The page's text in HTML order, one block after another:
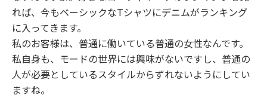
れば、今もベーシックなTシャツにデニムがランキング
に入ってきます。
私のお客様は、普通に働いている普通の女性なんです。
私自身も、モードの世界には興味がないですし、普通の
人が必要としているスタイルからずれないようにしてい
ますね。